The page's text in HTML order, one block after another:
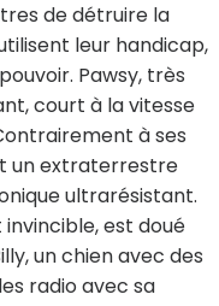
de détruire la
leur handicap,
Pawsy, très
court à la vitesse
à ses
un extraterrestre
ultrarésistant.
est doué
un chien avec des
radio avec sa